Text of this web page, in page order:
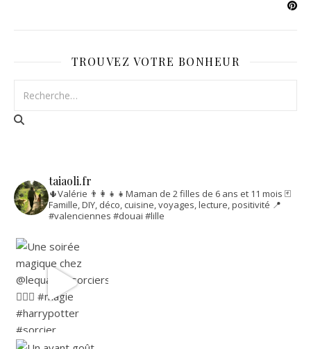
TROUVEZ VOTRE BONHEUR
taiaoli.fr
🌵Valérie 👨‍👩‍👧‍👧Maman de 2 filles de 6 ans et 11 mois 🃏
Famille, DIY, déco, cuisine, voyages, lecture, positivité 📍
#valenciennes #douai #lille